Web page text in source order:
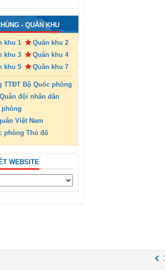
- QUÂN KHU
khu 1
Quân khu 2
khu 3
Quân khu 4
khu 5
Quân khu 7
TTĐT Bộ Quốc phòng
đội nhân dân
phòng
Việt Nam
phòng Thủ đô
WEBSITE